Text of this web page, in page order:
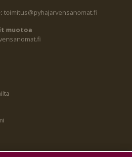
toimitus@pyhajarvensanomat.fi
muotoa